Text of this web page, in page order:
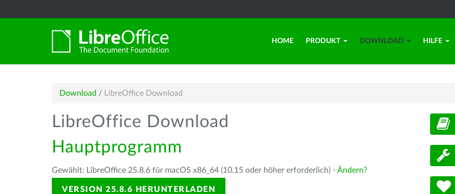
HOME PRODUKT DOWNLOAD HILFE
Download / LibreOffice Download
LibreOffice Download
Hauptprogramm
Gewählt: LibreOffice 25.8.6 für macOS x86_64 (10.15 oder höher erforderlich) - Ändern?
VERSION 25.8.6 HERUNTERLADEN